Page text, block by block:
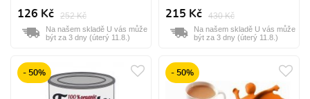
126 Kč 252 Kč
Na našem skladě U vás může
být za 3 dny (úterý 11.8.)
215 Kč 430 Kč
Na našem skladě U vás může
být za 3 dny (úterý 11.8.)
- 50% - 50%